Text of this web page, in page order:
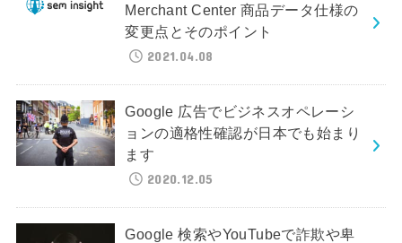
Merchant Center 商品データ仕様の
変更点とそのポイント
2021.04.08
Google 広告でビジネスオペレーシ
ョンの適格性確認が日本でも始まり
ます
2020.12.05
Google 検索やYouTubeで詐欺や卑